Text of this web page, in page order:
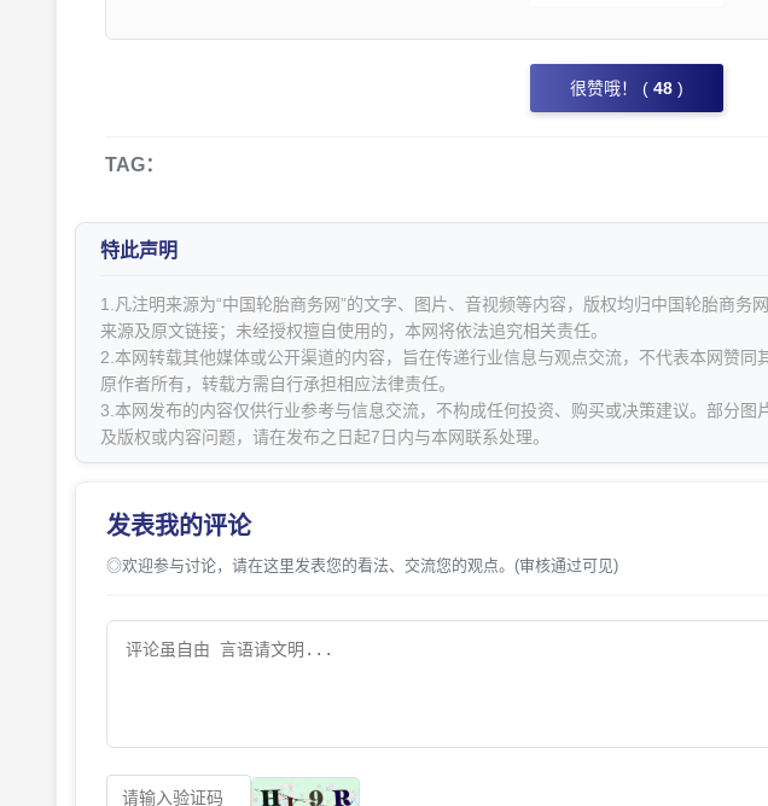
很赞哦！ ( 48 )
TAG：
特此声明
1.凡注明来源为“中国轮胎商务网”的文字、图片、音视频等内容，版权均归中国轮胎商务
来源及原文链接；未经授权擅自使用的，本网将依法追究相关责任。
2.本网转载其他媒体或公开渠道的内容，旨在传递行业信息与观点交流，不代表本网赞
原作者所有，转载方需自行承担相应法律责任。
3.本网发布的内容仅供行业参考与信息交流，不构成任何投资、购买或决策建议。部分
及版权或内容问题，请在发布之日起7日内与本网联系处理。
发表我的评论
◎欢迎参与讨论，请在这里发表您的看法、交流您的观点。(审核通过可见)